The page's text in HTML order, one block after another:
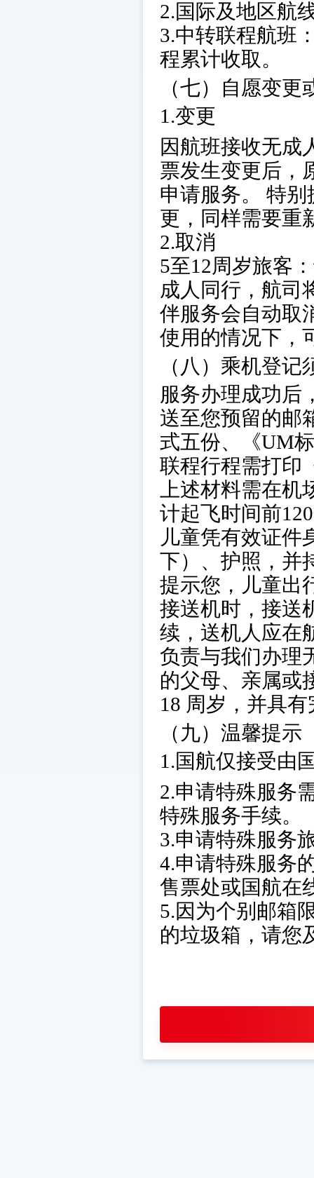
2.国际及地区航
3.中转联程航班
程累计收取。
（七）自愿变更
1.变更
因航班接收无成
票发生变更后，
申请服务。 特
更，同样需要重
2.取消
5至12周岁旅客
成人同行，航司
伴服务会自动取
使用的情况下，
（八）乘机登记
服务办理成功后
送至您预留的邮
式五份、《UM
联程行程需打印
上述材料需在
计起飞时间前
儿童凭有效证件
下）、护照，并
提示您，儿童出
接送机时，接送
续，送机人应在
负责与我们办理
的父母、亲属或
18 周岁，并具
（九）温馨提示
1.国航仅接受由
2.申请特殊服务
特殊服务手续。
3.申请特殊服务
4.申请特殊服务
售票处或国航在
5.因为个别邮箱
的垃圾箱，请您